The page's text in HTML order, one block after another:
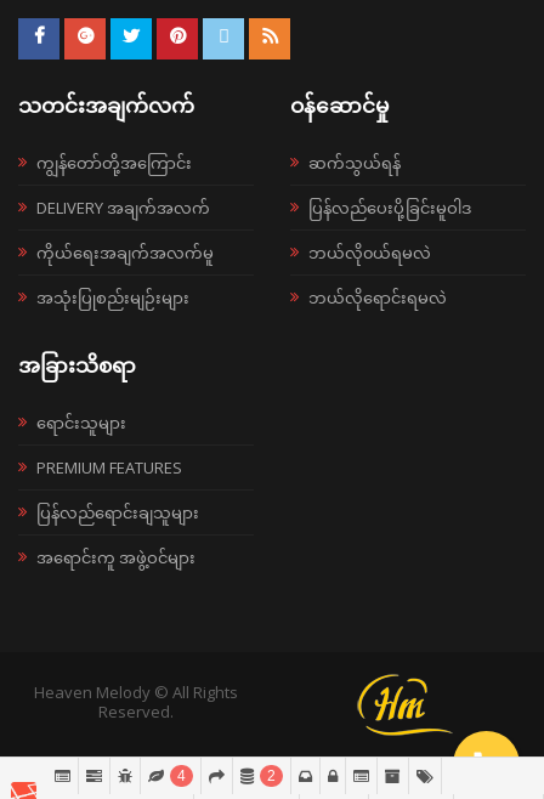
သတင်းအချက်လက်
ကျွန်တော်တို့အကြောင်း
DELIVERY အချက်အလက်
ကိုယ်ရေးအချက်အလက်မူ
အသုံးပြုစည်းမျဉ်းများ
ဝန်ဆောင်မှု
ဆက်သွယ်ရန်
ပြန်လည်ပေးပို့ခြင်းမူဝါဒ
ဘယ်လို၀ယ်ရမလဲ
ဘယ်လိုရောင်းရမလဲ
အခြားသိစရာ
ရောင်းသူများ
PREMIUM FEATURES
ပြန်လည်ရောင်းချသူများ
အရောင်းကူ အဖွဲ့ဝင်များ
Heaven Melody © All Rights
Reserved.
4 2